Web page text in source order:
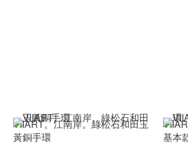
VIIART。江南岸。綠松石和田玉
黃銅手環
基本